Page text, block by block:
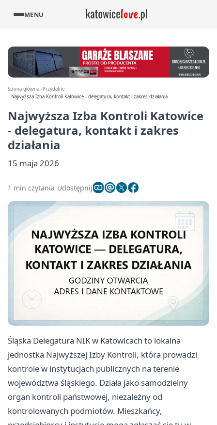
MENU
Strona główna
Przydatne
Najwyższa Izba Kontroli Katowice - delegatura, kontakt i zakres działania
Najwyższa Izba Kontroli Katowice
- delegatura, kontakt i zakres
działania
15 maja 2026
1 min czytania Udostępnij
Śląska Delegatura NIK w Katowicach to lokalna
jednostka Najwyższej Izby Kontroli, która prowadzi
kontrole w instytucjach publicznych na terenie
województwa śląskiego. Działa jako samodzielny
organ kontroli państwowej, niezależny od
kontrolowanych podmiotów. Mieszkańcy,